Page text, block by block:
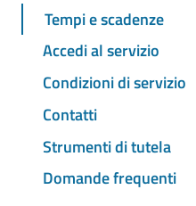
Tempi e scadenze
Accedi al servizio
Condizioni di servizio
Contatti
Strumenti di tutela
Domande frequenti